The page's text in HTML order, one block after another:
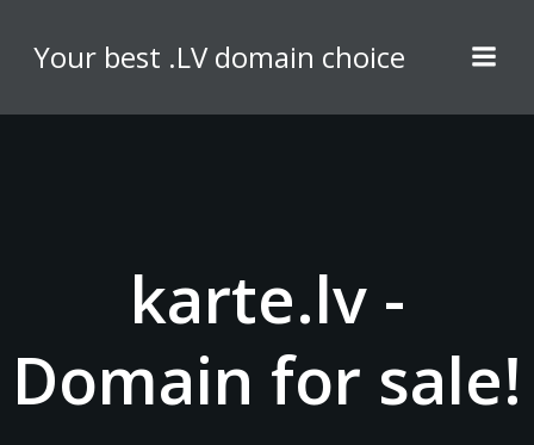
content
Your best .LV domain choice
karte.lv -
Domain for sale!